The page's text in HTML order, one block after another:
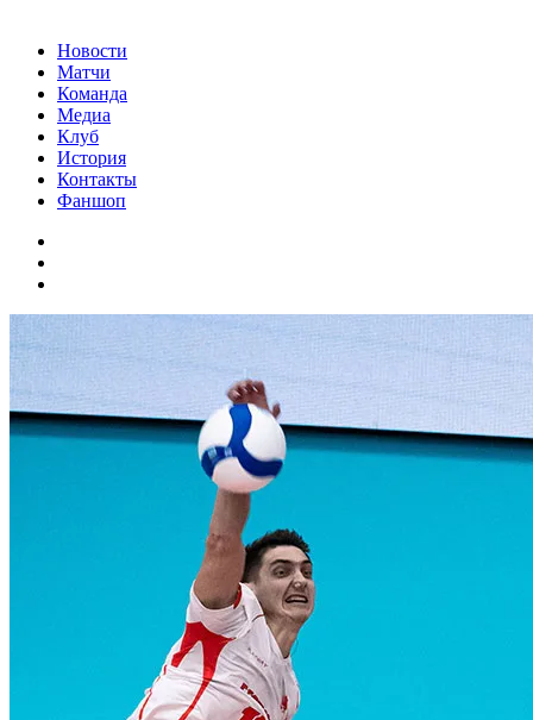
Новости
Матчи
Команда
Медиа
Клуб
История
Контакты
Фаншоп